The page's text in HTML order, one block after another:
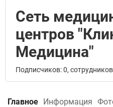
Сеть
центров
Медицина"
Подписчиков: 0,
Главное Информация